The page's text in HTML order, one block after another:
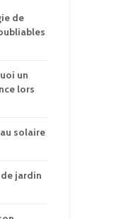
de
un
lors
solaire
jardin